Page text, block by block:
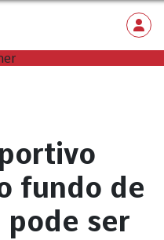
fundo de
pode ser